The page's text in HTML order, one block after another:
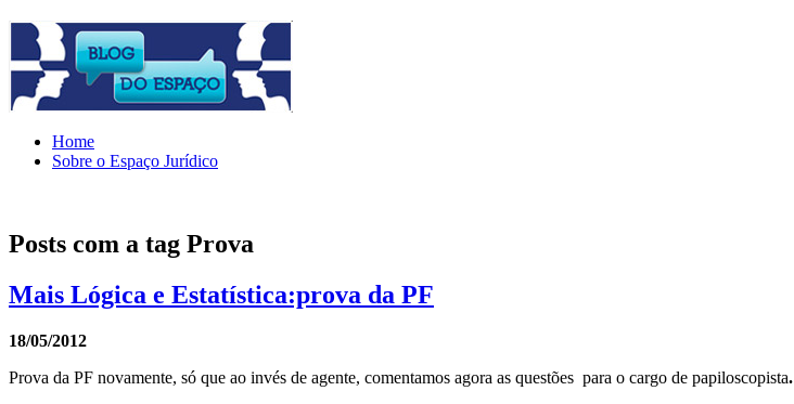
Home
Sobre o Espaço Jurídico
Posts com a tag Prova
Mais Lógica e Estatística:prova da PF
18/05/2012
Prova da PF novamente, só que ao invés de agente, comentamos agora as questões para o cargo de papiloscopista.